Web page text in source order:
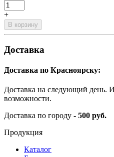
+
В корзину
Доставка
Доставка по Красноярску:
Доставка на следующий день.
возможности.
Доставка по городу - 500 руб.
Продукция
Каталог